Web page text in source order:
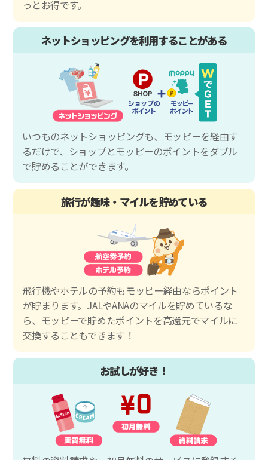
っとお得です。
ネットショッピングを利用することがある
いつものネットショッピングも、モッピーを経由す
るだけで、ショップとモッピーのポイントをダブル
で貯めることができます。
旅行が趣味・マイルを貯めている
飛行機やホテルの予約もモッピー経由ならポイント
が貯まります。JALやANAのマイルを貯めているな
ら、モッピーで貯めたポイントを高還元でマイルに
交換することもできます！
お試しが好き！